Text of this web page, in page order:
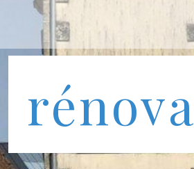
Panneau de gestion des cookies